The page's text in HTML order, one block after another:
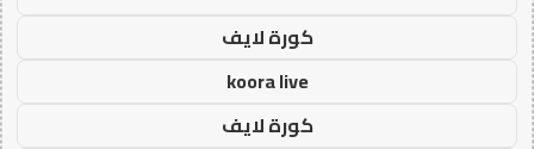
كورة لايف
koora live
كورة لايف